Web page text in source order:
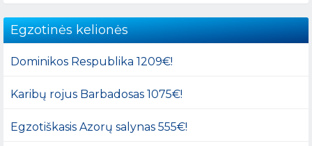
Egzotinės kelionės
Dominikos Respublika 1209€!
Karibų rojus Barbadosas 1075€!
Egzotiškasis Azorų salynas 555€!